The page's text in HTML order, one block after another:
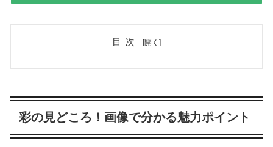
目次
彩の見どころ！画像で分かる魅力ポイント